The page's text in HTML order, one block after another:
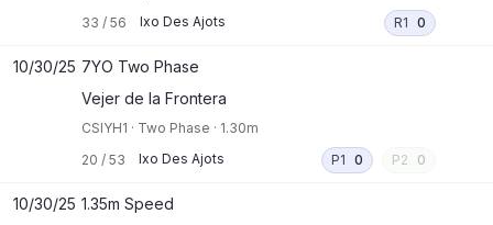
33 / 56 Ixo Des Ajots R1 0
10/30/25 7YO Two Phase
Vejer de la Frontera
CSIYH1 · Two Phase · 1.30m
20 / 53 Ixo Des Ajots P1 0 P2 0
10/30/25 1.35m Speed